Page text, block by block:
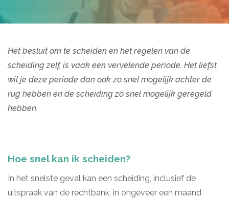
Het besluit om te scheiden en het regelen van de
scheiding zelf, is vaak een vervelende periode. Het liefst
wil je deze periode dan ook zo snel mogelijk achter de
rug hebben en de scheiding zo snel mogelijk geregeld
hebben.
Hoe snel kan ik scheiden?
In het snelste geval kan een scheiding, inclusief de
uitspraak van de rechtbank, in ongeveer een maand